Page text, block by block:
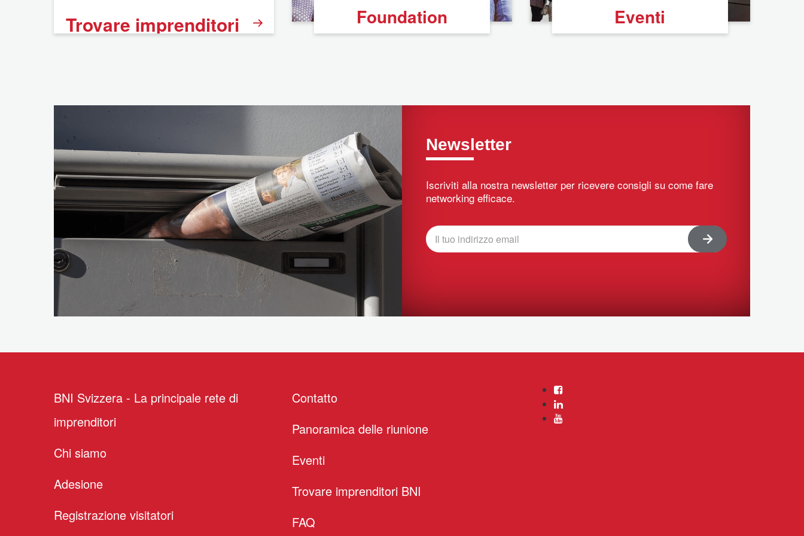
Trovare imprenditori
Informazione legale
Dichiarazione sulla
protezione dei dati
Foundation Eventi
Newsletter
Iscriviti alla nostra newsletter per ricevere consigli su come fare
networking efficace.
BNI Svizzera - La principale rete di
imprenditori
Chi siamo
Adesione
Registrazione visitatori
Contatto
Panoramica delle riunione
Eventi
Trovare imprenditori BNI
FAQ